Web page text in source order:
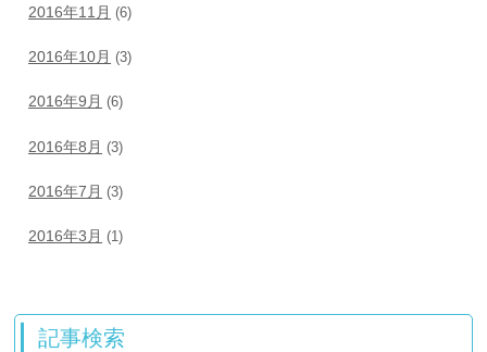
2016年11月 (6)
2016年10月 (3)
2016年9月 (6)
2016年8月 (3)
2016年7月 (3)
2016年3月 (1)
記事検索